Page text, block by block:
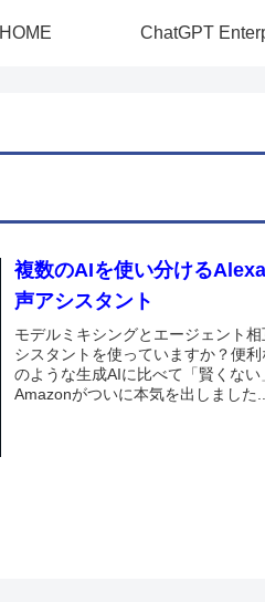
HOME ChatGPT
複数のAIを使い分ける
声アシスタント
モデルミキシングとエージェント
シスタントを使っていますか？便
のような生成AIに比べて「賢くな
Amazonがついに本気を出しました...